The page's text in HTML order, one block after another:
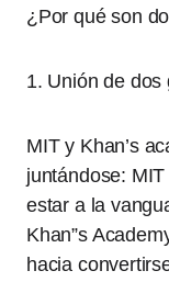
¿Por qué son
1. Unión de dos
MIT y Khan’s
juntándose:
estar a la
Khan”s
hacia